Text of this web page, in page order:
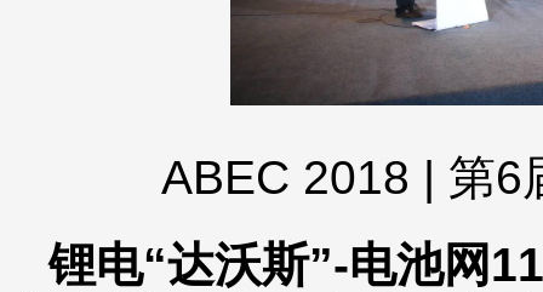
ABEC 2018 | 第6
锂电“达沃斯”-电池网